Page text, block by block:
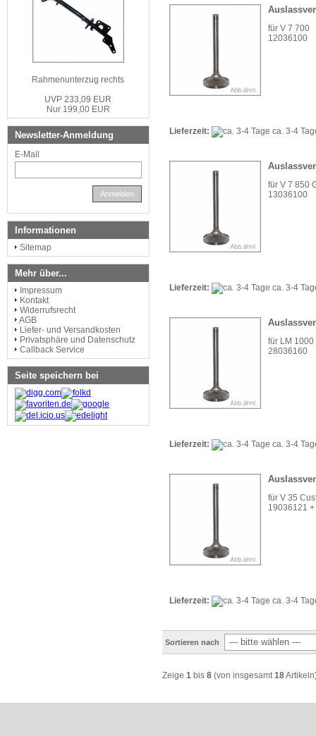
für V 7 700
12036100
Lieferzeit: ca. 3-4
für V 7 850
13036100
Lieferzeit: ca. 3-4
für LM 1000
28036160
Lieferzeit: ca. 3-4
für V 35
19036121
Lieferzeit: ca. 3-4
Sortieren nach
Zeige 1 bis 8 (von insgesamt 18
Rahmenunterzug rechts
UVP 233,09 EUR
Nur 199,00 EUR
Newsletter-Anmeldung
E-Mail
Anmelden
Informationen
Sitemap
Mehr über...
Impressum
Kontakt
Widerrufsrecht
AGB
Liefer- und Versandkosten
Privatsphäre und Datenschutz
Callback Service
Seite speichern bei